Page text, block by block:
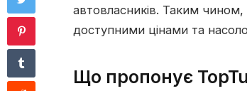
автовласників. Таким
доступними цінами та
Що пропонує